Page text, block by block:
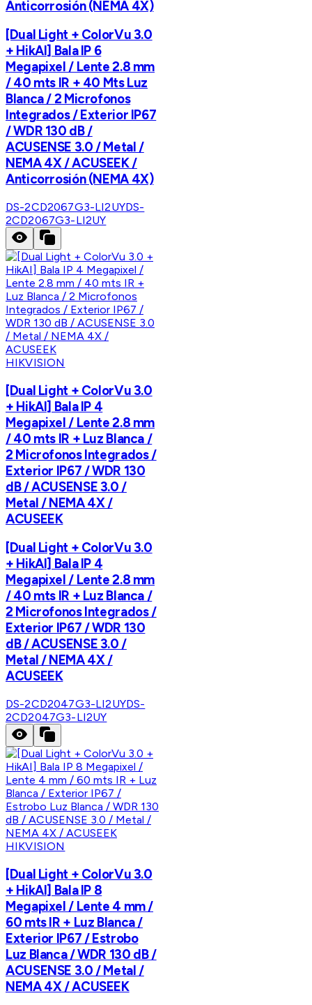
Anticorrosión (NEMA 4X)
[Dual Light + ColorVu 3.0
+ HikAI] Bala IP 6
Megapixel / Lente 2.8 mm
/ 40 mts IR + 40 Mts Luz
Blanca / 2 Microfonos
Integrados / Exterior IP67
/ WDR 130 dB /
ACUSENSE 3.0 / Metal /
NEMA 4X / ACUSEEK /
Anticorrosión (NEMA 4X)
DS-2CD2067G3-LI2UYDS-
2CD2067G3-LI2UY
HIKVISION
[Dual Light + ColorVu 3.0
+ HikAI] Bala IP 4
Megapixel / Lente 2.8 mm
/ 40 mts IR + Luz Blanca /
2 Microfonos Integrados /
Exterior IP67 / WDR 130
dB / ACUSENSE 3.0 /
Metal / NEMA 4X /
ACUSEEK
[Dual Light + ColorVu 3.0
+ HikAI] Bala IP 4
Megapixel / Lente 2.8 mm
/ 40 mts IR + Luz Blanca /
2 Microfonos Integrados /
Exterior IP67 / WDR 130
dB / ACUSENSE 3.0 /
Metal / NEMA 4X /
ACUSEEK
DS-2CD2047G3-LI2UYDS-
2CD2047G3-LI2UY
HIKVISION
[Dual Light + ColorVu 3.0
+ HikAI] Bala IP 8
Megapixel / Lente 4 mm /
60 mts IR + Luz Blanca /
Exterior IP67 / Estrobo
Luz Blanca / WDR 130 dB /
ACUSENSE 3.0 / Metal /
NEMA 4X / ACUSEEK